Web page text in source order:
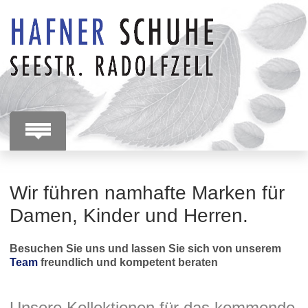
Wir führen namhafte Marken für
Damen, Kinder und Herren.
Besuchen Sie uns und lassen Sie sich von unserem
Teamfreundlich und kompetent beraten